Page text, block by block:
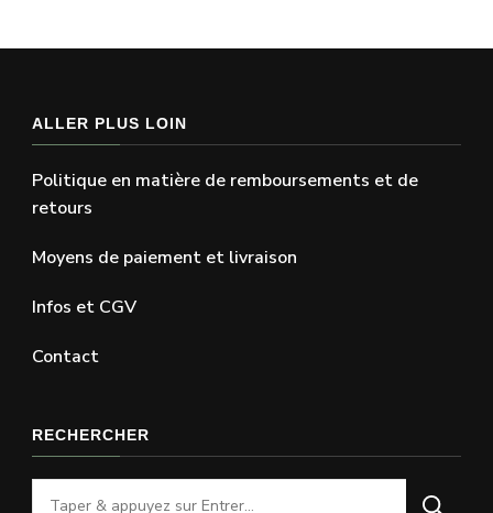
ALLER PLUS LOIN
Politique en matière de remboursements et de
retours
Moyens de paiement et livraison
Infos et CGV
Contact
RECHERCHER
Vous